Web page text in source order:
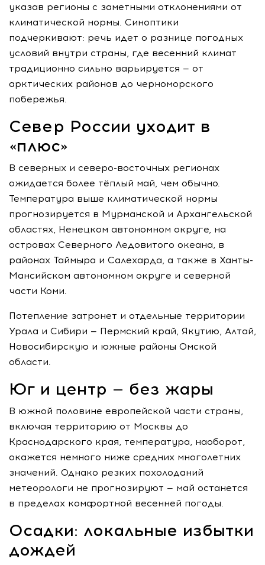
указав регионы с заметными отклонениями от
климатической нормы. Синоптики
подчеркивают: речь идет о разнице погодных
условий внутри страны, где весенний климат
традиционно сильно варьируется — от
арктических районов до черноморского
побережья.
Север России уходит в
«плюс»
В северных и северо-восточных регионах
ожидается более тёплый май, чем обычно.
Температура выше климатической нормы
прогнозируется в Мурманской и Архангельской
областях, Ненецком автономном округе, на
островах Северного Ледовитого океана, в
районах Таймыра и Салехарда, а также в Ханты-
Мансийском автономном округе и северной
части Коми.
Потепление затронет и отдельные территории
Урала и Сибири — Пермский край, Якутию, Алтай,
Новосибирскую и южные районы Омской
области.
Юг и центр — без жары
В южной половине европейской части страны,
включая территорию от Москвы до
Краснодарского края, температура, наоборот,
окажется немного ниже средних многолетних
значений. Однако резких похолоданий
метеорологи не прогнозируют — май останется
в пределах комфортной весенней погоды.
Осадки: локальные избытки
дождей